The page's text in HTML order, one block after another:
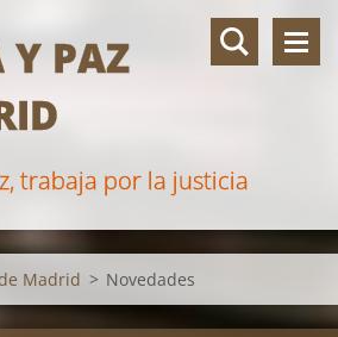
Y PAZ
trabaja por la justicia
Madrid > Novedades